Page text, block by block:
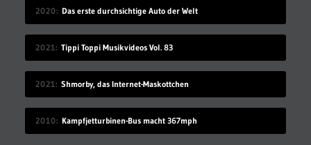
2020 Das erste durchsichtige Auto der Welt
2021 Tippi Toppi Musikvideos Vol. 83
2021 Shmorby, das Internet-Maskottchen
2010 Kampfjetturbinen-Bus macht 367mph